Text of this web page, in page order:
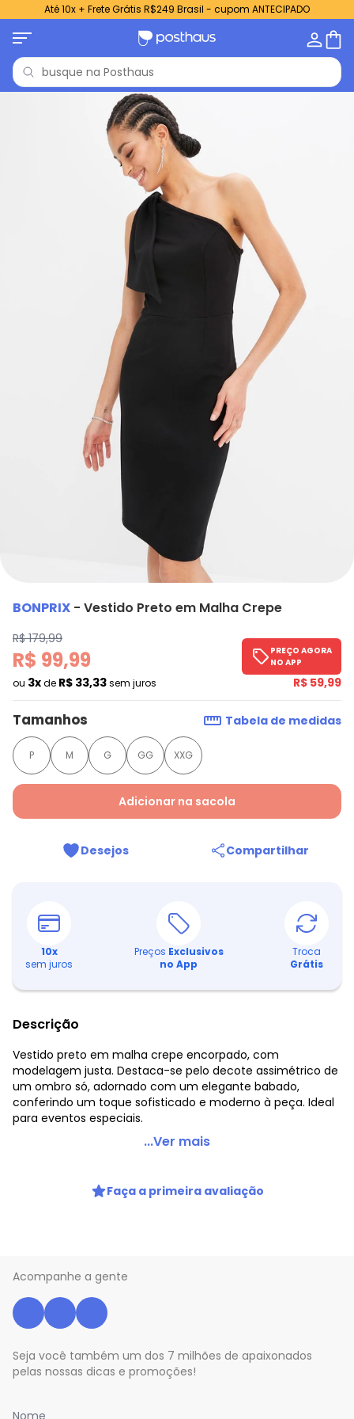
Até 10x + Frete Grátis R$249 Brasil - cupom ANTECIPADO
BONPRIX - Vestido Preto em Malha Crepe
R$ 179,99
R$ 99,99
ou 3xde R$ 33,33sem juros
PREÇO AGORA
NO APP
R$ 59,99
Tamanhos Tabela de medidas
P M G GG XXG
Adicionar na sacola
Desejos Compartilhar
10x
sem juros
Preços Exclusivos
no App
Troca
Grátis
Descrição
Vestido preto em malha crepe encorpado, com
modelagem justa. Destaca-se pelo decote assimétrico de
um ombro só, adornado com um elegante babado,
conferindo um toque sofisticado e moderno à peça. Ideal
para eventos especiais.
bonprix - Vestido Preto em Malha Crepe
Modelagem: Justa
Decote frente: De um ombro só
Composição Material: 96% Poliéster, 4% Elastano
Histórico de preços
algum dia do mês, para o menor tamanho disponível.
agosto/2026
...Ver mais
Faça a primeira avaliação
Acompanhe a gente
Seja você também um dos 7 milhões de apaixonados
pelas nossas dicas e promoções!